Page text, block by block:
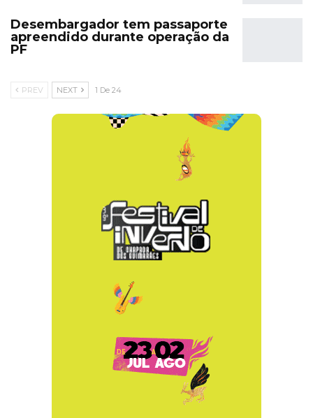
Desembargador tem passaporte
apreendido durante operação da
PF
PREV NEXT 1 De 24